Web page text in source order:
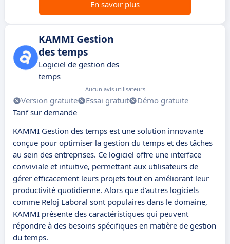
En savoir plus
KAMMI Gestion
des temps
Logiciel de gestion des
temps
Aucun avis utilisateurs
Version gratuite Essai gratuit
Démo gratuite
Tarif sur demande
KAMMI Gestion des temps est une solution innovante
conçue pour optimiser la gestion du temps et des tâches
au sein des entreprises. Ce logiciel offre une interface
conviviale et intuitive, permettant aux utilisateurs de
gérer efficacement leurs projets tout en améliorant leur
productivité quotidienne. Alors que d'autres logiciels
comme Reloj Laboral sont populaires dans le domaine,
KAMMI présente des caractéristiques qui peuvent
répondre à des besoins spécifiques en matière de gestion
du temps.